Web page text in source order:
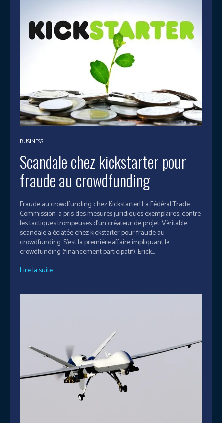
BUSINESS
Scandale chez kickstarter pour
fraude au crowdfunding
Fraude au crowdfunding chez Kickstarter! La Fédéral Trade
Commission a pris des mesures juridiques exemplaires, contre
les tactiques trompeuses d’un créateur de projet. Véritable
scandale a éclatée chez kickstarter pour fraude au
crowdfunding. S'est la première affaire impliquant le
crowdfunding (financement participatif), Erick...
Lire la suite...